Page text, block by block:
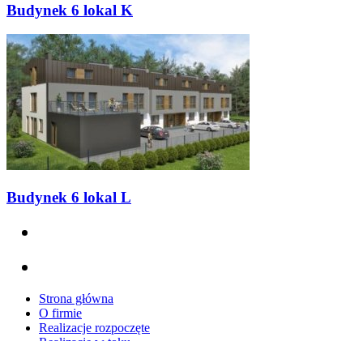
Budynek 6 lokal K
Budynek 6 lokal L
Strona główna
O firmie
Realizacje rozpoczęte